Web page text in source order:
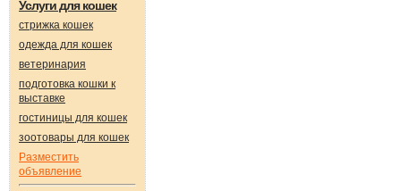
Услуги для кошек
стрижка кошек
одежда для кошек
ветеринария
подготовка кошки к
выставке
гостиницы для кошек
зоотовары для кошек
Разместить
объявление